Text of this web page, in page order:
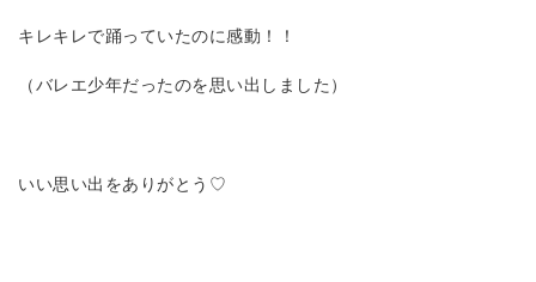
キレキレで踊っていたのに感動！！
（バレエ少年だったのを思い出しました）
いい思い出をありがとう♡